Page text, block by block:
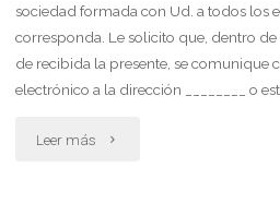
deudores
sociedad formada con Ud. a todos los
corresponda. Le solicito que, dentro de
de recibida la presente, se comunique
electrónico a la dirección ________ o
Leer más "Notificación